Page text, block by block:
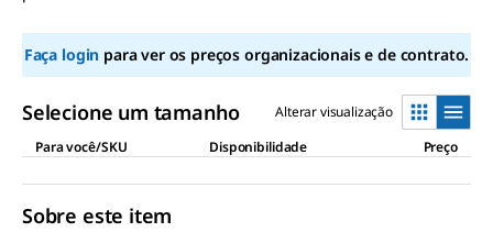
Same
page
link.
Faça login para ver os preços organizacionais e de contrato.
Selecione um tamanho
Alterar visualização
Para você/SKU
Disponibilidade Preço
Sobre este item